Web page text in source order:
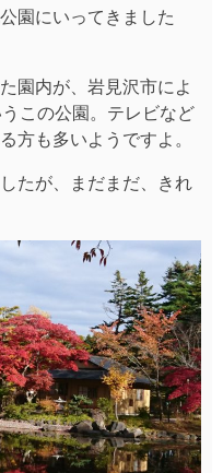
園にいってきました
園内が、岩見沢市によ
この公園。テレビなど
方も多いようですよ。
たが、まだまだ、きれ